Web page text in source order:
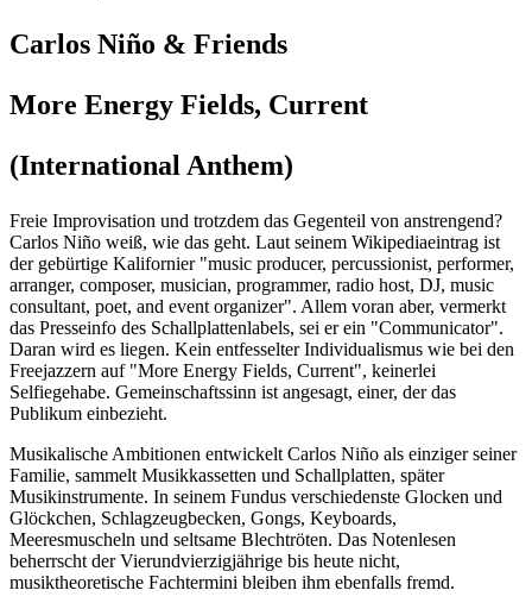
Carlos Niño & Friends
More Energy Fields, Current
(International Anthem)
Freie Improvisation und trotzdem das Gegenteil von anstrengend?
Carlos Niño weiß, wie das geht. Laut seinem Wikipediaeintrag ist
der gebürtige Kalifornier "music producer, percussionist, performer,
arranger, composer, musician, programmer, radio host, DJ, music
consultant, poet, and event organizer". Allem voran aber, vermerkt
das Presseinfo des Schallplattenlabels, sei er ein "Communicator".
Daran wird es liegen. Kein entfesselter Individualismus wie bei den
Freejazzern auf "More Energy Fields, Current", keinerlei
Selfiegehabe. Gemeinschaftssinn ist angesagt, einer, der das
Publikum einbezieht.
Musikalische Ambitionen entwickelt Carlos Niño als einziger seiner
Familie, sammelt Musikkassetten und Schallplatten, später
Musikinstrumente. In seinem Fundus verschiedenste Glocken und
Glöckchen, Schlagzeugbecken, Gongs, Keyboards,
Meeresmuscheln und seltsame Blechtröten. Das Notenlesen
beherrscht der Vierundvierzigjährige bis heute nicht,
musiktheoretische Fachtermini bleiben ihm ebenfalls fremd.